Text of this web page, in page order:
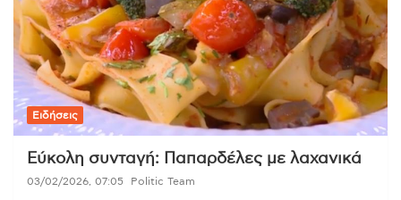
Ειδήσεις
Εύκολη συνταγή: Παπαρδέλες με λαχανικά
03/02/2026, 07:05 Politic Team